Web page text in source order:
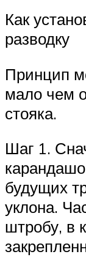
Как
разводку
Принцип
мало чем
стояка.
Шаг 1.
будущих
уклона.
штробу, в